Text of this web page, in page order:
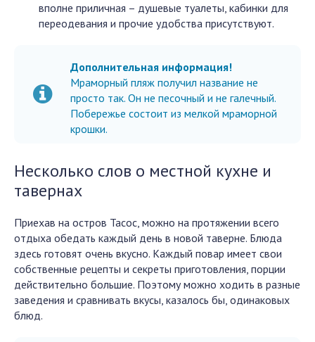
вполне приличная – душевые туалеты, кабинки для
переодевания и прочие удобства присутствуют.
Дополнительная информация!
Мраморный пляж получил название не
просто так. Он не песочный и не галечный.
Побережье состоит из мелкой мраморной
крошки.
Несколько слов о местной кухне и
тавернах
Приехав на остров Тасос, можно на протяжении всего
отдыха обедать каждый день в новой таверне. Блюда
здесь готовят очень вкусно. Каждый повар имеет свои
собственные рецепты и секреты приготовления, порции
действительно большие. Поэтому можно ходить в разные
заведения и сравнивать вкусы, казалось бы, одинаковых
блюд.